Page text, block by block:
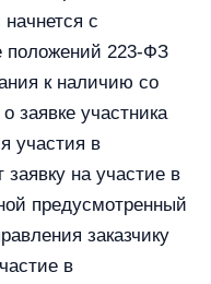
с
положений 223-ФЗ
к наличию со
заявке участника
участия в
заявку на участие в
предусмотренный
заказчику
в